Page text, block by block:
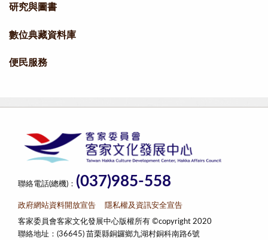
研究與圖書
數位典藏資料庫
便民服務
聯絡電話(總機)： (037)985-558
政府網站資料開放宣告 隱私權及資訊安全宣告
客家委員會客家文化發展中心版權所有 ©copyright 2020
聯絡地址：(36645) 苗栗縣銅鑼鄉九湖村銅科南路6號